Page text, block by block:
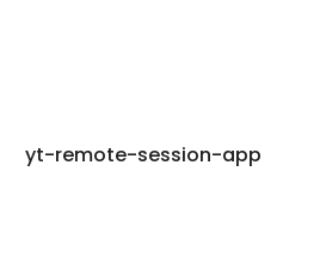
yt-remote-session-app